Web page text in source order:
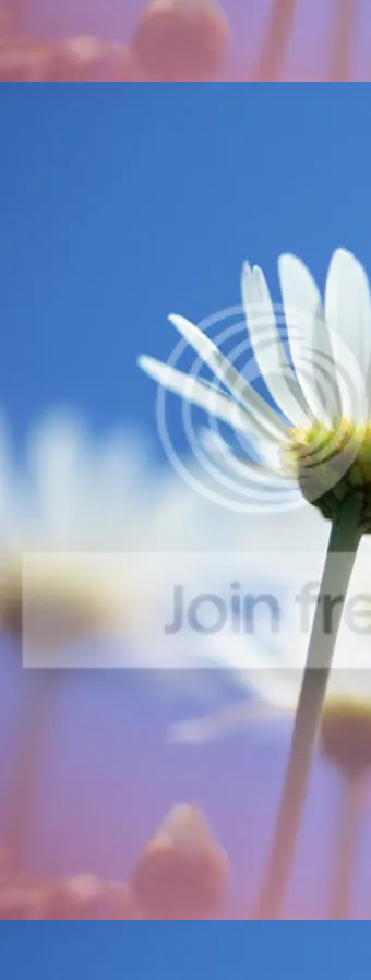
พาคุณแม่ไหว้พระ ทำบุญ ณ วัดพุทธปทีป กรุง
ลอนดอน
เที่ยวเกาะ Isle of Wight ตอน 5 (ทานอาหารค่ำ
ชีพจรลงเท้า พาไปเที่ยว...Portsmouth
เที่ยว Dorset (Blue Pool and Durdel Door)
วะเที่ยว Stonehenge ก่อนกลับบ้าน
ชวนเที่ยวเมือง Bath
วันหยุดพากันเที่ยว Devon ตอน 2
วันหยุดพากันเที่ยว Devon ตอน 1
ชวนเที่ยวสวนสัตว์ ... Longleat
พาเที่ยว Brighton ตอน 2
พาเที่ยว Brighton ตอน 1
เที่ยว...สวนสัตว์ Marwell Zoo กันมั๊
มาชวนไปเก็บสตอร์เบอรี่กันจ้า (Stawberry
วันว่าง ๆ สบาย ๆ ในสวนสาธารณะ (Common
ปิดท้ายเที่ยว...ลอนดอน (มีทติ้งที่บ้าน หมอนัท
เที่ยว...ลอนดอน (ตอนที่ 7 Harrods and
เที่ยว...ลอนดอน (ตอนที่ 6 ล่องแม่น้ำเทมส์ และ
เที่ยว...ลอนดอน (ตอนที่ 5 St Paul Cathedral
เที่ยว...ลอนดอน (ตอนที่ 3 Admiralty Arch and
Trafalgar Square)
เที่ยว...ลอนดอน (ตอนที่ 2 St Jame's Park และ
Of Parliament)